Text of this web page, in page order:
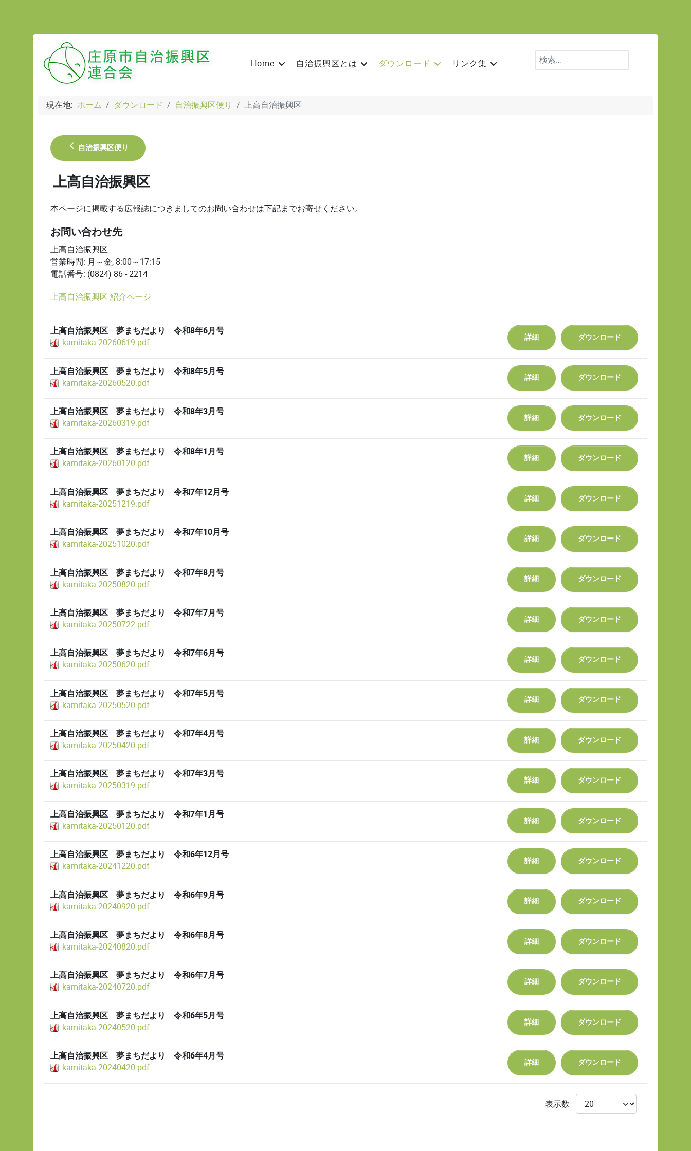
Home 自治振興区とは ダウンロード リンク集
検索
現在地: ホーム ダウンロード 自治振興区便り 上高自治振興区
自治振興区便り
上高自治振興区
本ページに掲載する広報誌につきましてのお問い合わせは下記までお寄せください。
お問い合わせ先
上高自治振興区
営業時間: 月～金, 8:00～17:15
電話番号: (0824) 86 - 2214
上高自治振興区 紹介ページ
上高自治振興区 夢まちだより 令和8年6月号
kamitaka-20260619.pdf ダウンロード
詳細
上高自治振興区 夢まちだより 令和8年5月号
kamitaka-20260520.pdf ダウンロード
詳細
上高自治振興区 夢まちだより 令和8年3月号
kamitaka-20260319.pdf ダウンロード
詳細
上高自治振興区 夢まちだより 令和8年1月号
kamitaka-20260120.pdf ダウンロード
詳細
上高自治振興区 夢まちだより 令和7年12月号
kamitaka-20251219.pdf ダウンロード
詳細
上高自治振興区 夢まちだより 令和7年10月号
kamitaka-20251020.pdf ダウンロード
詳細
上高自治振興区 夢まちだより 令和7年8月号
kamitaka-20250820.pdf ダウンロード
詳細
上高自治振興区 夢まちだより 令和7年7月号
kamitaka-20250722.pdf ダウンロード
詳細
上高自治振興区 夢まちだより 令和7年6月号
kamitaka-20250620.pdf ダウンロード
詳細
上高自治振興区 夢まちだより 令和7年5月号
kamitaka-20250520.pdf ダウンロード
詳細
上高自治振興区 夢まちだより 令和7年4月号
kamitaka-20250420.pdf ダウンロード
詳細
上高自治振興区 夢まちだより 令和7年3月号
kamitaka-20250319.pdf ダウンロード
詳細
上高自治振興区 夢まちだより 令和7年1月号
kamitaka-20250120.pdf ダウンロード
詳細
上高自治振興区 夢まちだより 令和6年12月号
kamitaka-20241220.pdf ダウンロード
詳細
上高自治振興区 夢まちだより 令和6年9月号
kamitaka-20240920.pdf ダウンロード
詳細
上高自治振興区 夢まちだより 令和6年8月号
kamitaka-20240820.pdf ダウンロード
詳細
上高自治振興区 夢まちだより 令和6年7月号
kamitaka-20240720.pdf ダウンロード
詳細
上高自治振興区 夢まちだより 令和6年5月号
kamitaka-20240520.pdf ダウンロード
詳細
上高自治振興区 夢まちだより 令和6年4月号
kamitaka-20240420.pdf ダウンロード
詳細
表示数